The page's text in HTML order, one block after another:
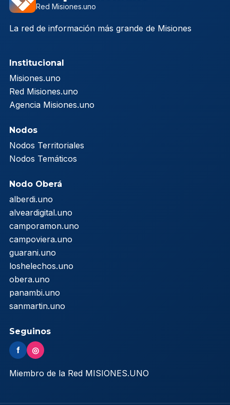
Red Misiones.uno
La red de información más grande de Misiones
Institucional
Misiones.uno
Red Misiones.uno
Agencia Misiones.uno
Nodos
Nodos Territoriales
Nodos Temáticos
Nodo Oberá
alberdi.uno
alveardigital.uno
camporamon.uno
campoviera.uno
guarani.uno
loshelechos.uno
obera.uno
panambi.uno
sanmartin.uno
Seguinos
f ◎
Miembro de la Red MISIONES.UNO